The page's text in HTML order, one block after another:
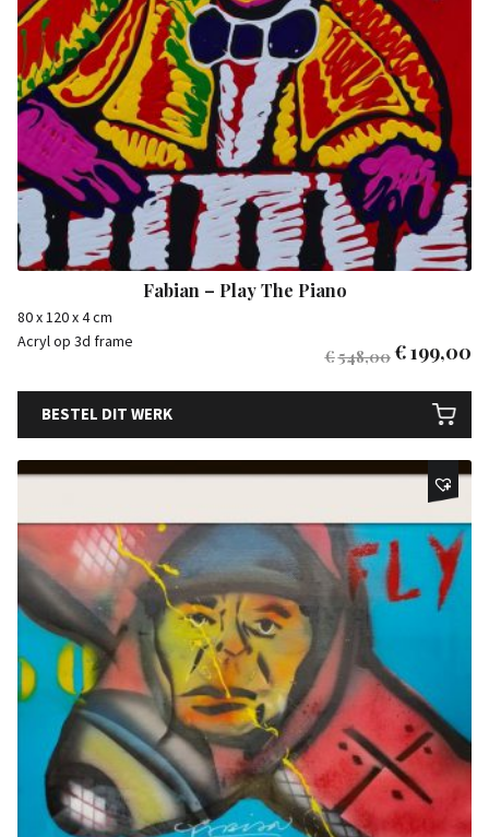
Fabian – Play The Piano
80 x 120 x 4 cm
Acryl op 3d frame
€548,00€199,00
BESTEL DIT WERK